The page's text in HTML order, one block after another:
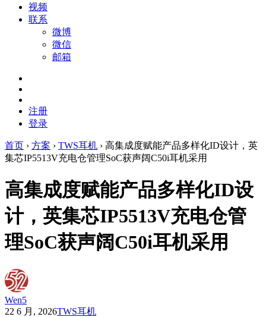
视频
联系
微博
微信
邮箱
注册
登录
首页 › 方案 › TWS耳机 › 高集成度赋能产品多样化ID设计，英
集芯IP5513V充电仓管理SoC获声阔C50i耳机采用
高集成度赋能产品多样化ID设
计，英集芯IP5513V充电仓管
理SoC获声阔C50i耳机采用
Wen5
22 6 月, 2026TWS耳机